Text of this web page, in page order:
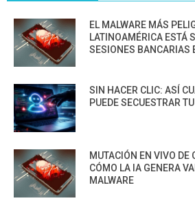
EL MALWARE MÁS
LATINOAMÉRICA ESTÁ
SESIONES BANCARIAS
SIN HACER CLIC: ASÍ
PUEDE SECUESTRAR
MUTACIÓN EN VIVO DE
CÓMO LA IA GENERA
MALWARE